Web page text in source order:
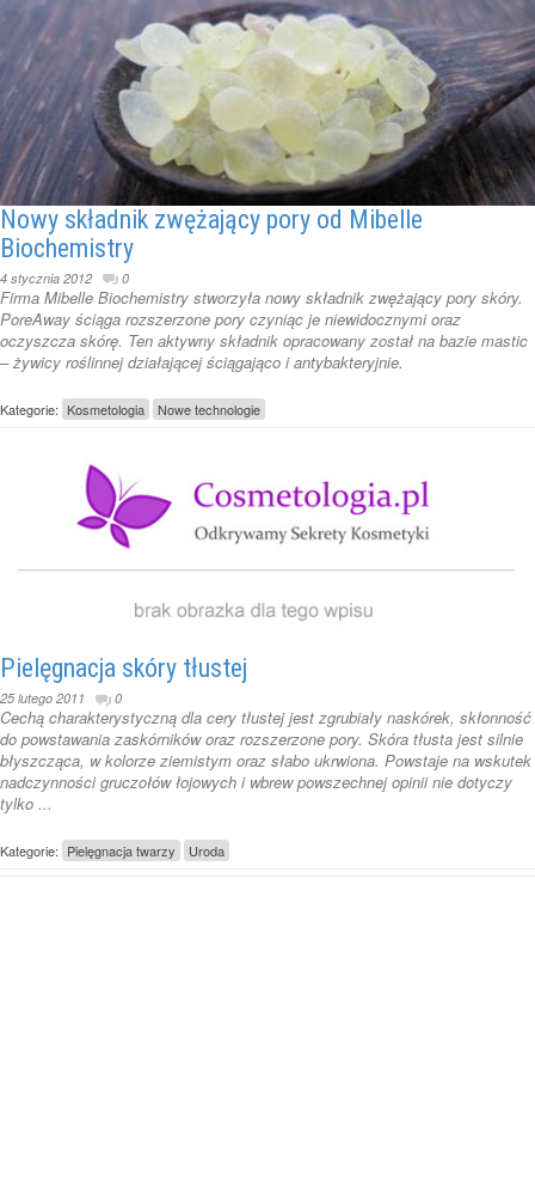
Nowy składnik zwężający pory od Mibelle
Biochemistry
4 stycznia 2012 0
Firma Mibelle Biochemistry stworzyła nowy składnik zwężający pory skóry.
PoreAway ściąga rozszerzone pory czyniąc je niewidocznymi oraz
oczyszcza skórę. Ten aktywny składnik opracowany został na bazie mastic
– żywicy roślinnej działającej ściągająco i antybakteryjnie.
Kategorie: Kosmetologia Nowe technologie
Pielęgnacja skóry tłustej
25 lutego 2011 0
Cechą charakterystyczną dla cery tłustej jest zgrubiały naskórek, skłonność
do powstawania zaskórników oraz rozszerzone pory. Skóra tłusta jest silnie
błyszcząca, w kolorze ziemistym oraz słabo ukrwiona. Powstaje na wskutek
nadczynności gruczołów łojowych i wbrew powszechnej opinii nie dotyczy
tylko ...
Kategorie: Pielęgnacja twarzy Uroda